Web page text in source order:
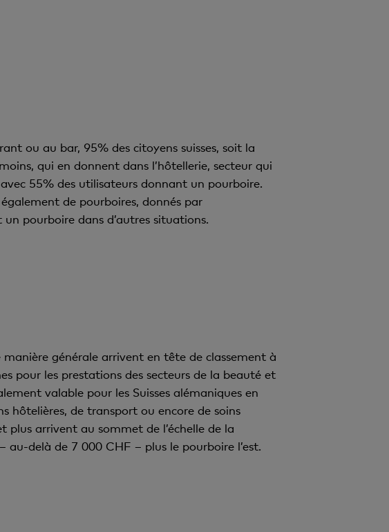
ou au bar, 95% des citoyens suisses, soit la
qui en donnent dans l’hôtellerie, secteur qui
55% des utilisateurs donnant un pourboire.
de pourboires, donnés par
pourboire dans d’autres situations.
manière générale arrivent en tête de classement à
pour les prestations des secteurs de la beauté et
valable pour les Suisses alémaniques en
hôtelières, de transport ou encore de soins
plus arrivent au sommet de l’échelle de la
au-delà de 7 000 CHF – plus le pourboire l’est.